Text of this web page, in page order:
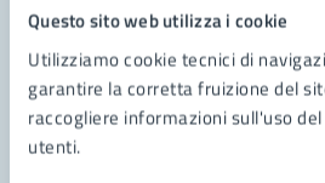
Questo sito web utilizza i cookie
Utilizziamo cookie tecnici di
garantire la corretta fruizione del
raccogliere informazioni sull'uso
utenti.
Richiedi assistenza
Prenota appuntamento
Problemi in città